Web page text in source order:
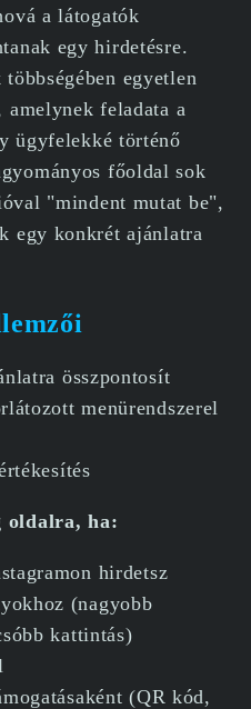
a látogatók
egy hirdetésre.
egyetlen
feladata a
ügyfelekké történő
főoldal sok
"mindent mutat be",
egy konkrét ajánlatra
összpontosít
menürendszerel
oldalra, ha:
hirdetsz
(nagyobb
kattintás)
(QR kód,